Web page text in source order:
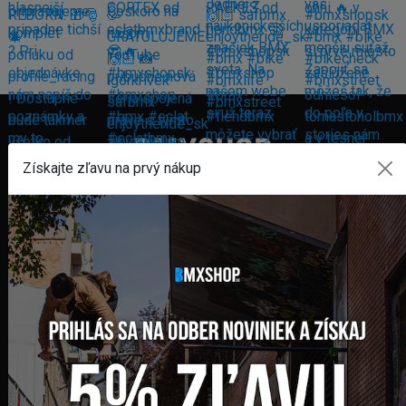
GLOBAL DIAMONDS s. r. o.
Námestie sv. Martina 708/30
082 71 Lipany
Slovensko
+421 948 374 905
info@bmxshop.sk
Podporujeme online platby
Získajte zľavu na prvý nákup